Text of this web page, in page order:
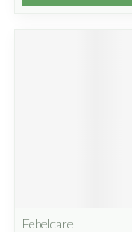
Febelcare